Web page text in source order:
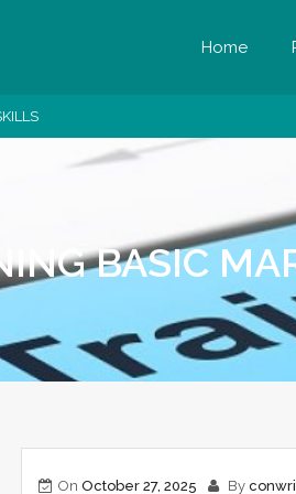
Home
BASIC
On October 27, 2025 By